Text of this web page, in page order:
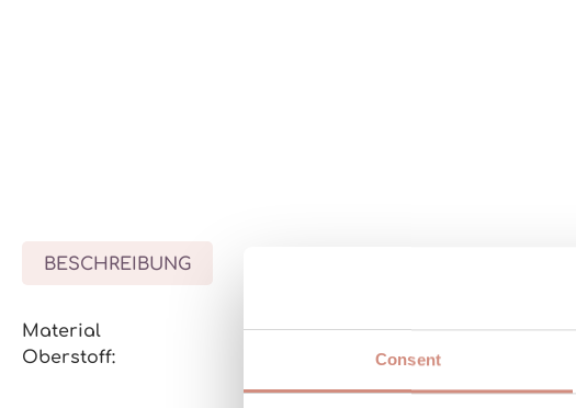
Consent
BESCHREIBUNG
Material
Oberstoff: